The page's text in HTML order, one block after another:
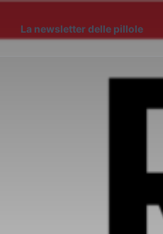
La newsletter delle pillole